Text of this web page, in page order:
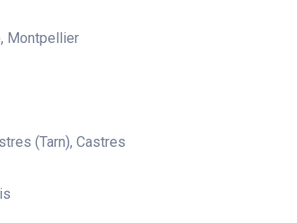
Montpellier
(Tarn), Castres